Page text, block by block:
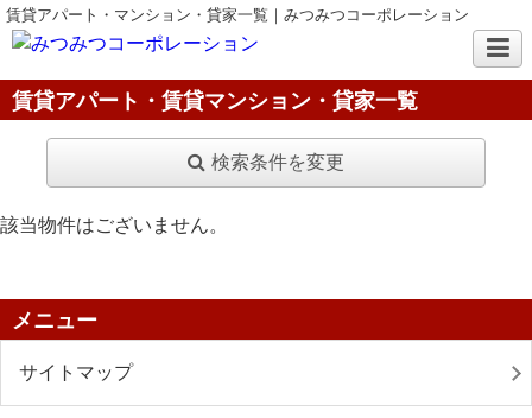
賃貸アパート・マンション・貸家一覧｜みつみつコーポレーション
賃貸アパート・賃貸マンション・貸家一覧
検索条件を変更
該当物件はございません。
メニュー
サイトマップ